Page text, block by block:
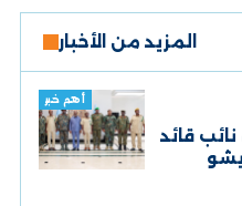
المزيد من الأخبار
أهم خبر
قائد